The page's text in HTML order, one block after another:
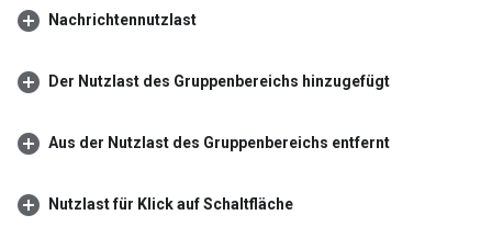
Nachrichtennutzlast
Der Nutzlast des Gruppenbereichs hinzugefügt
Aus der Nutzlast des Gruppenbereichs entfernt
Nutzlast für Klick auf Schaltfläche